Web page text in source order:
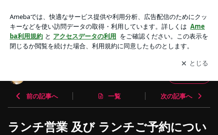
喜多八 公式ブログ
アプリをダウンロードして ブログの更新通知
を受け取りまし
ょう。
開く
前の記事へ 一覧 次の記事へ
ランチ営業 及び ランチご予約につい